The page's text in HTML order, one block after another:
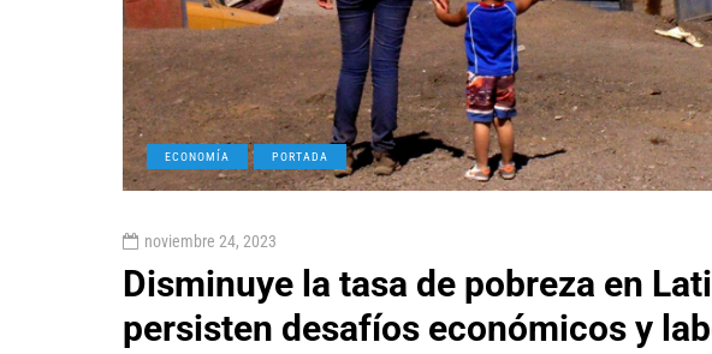
ECONOMÍA PORTADA
noviembre 24, 2023
Disminuye la tasa de pobreza en
persisten desafíos económicos y